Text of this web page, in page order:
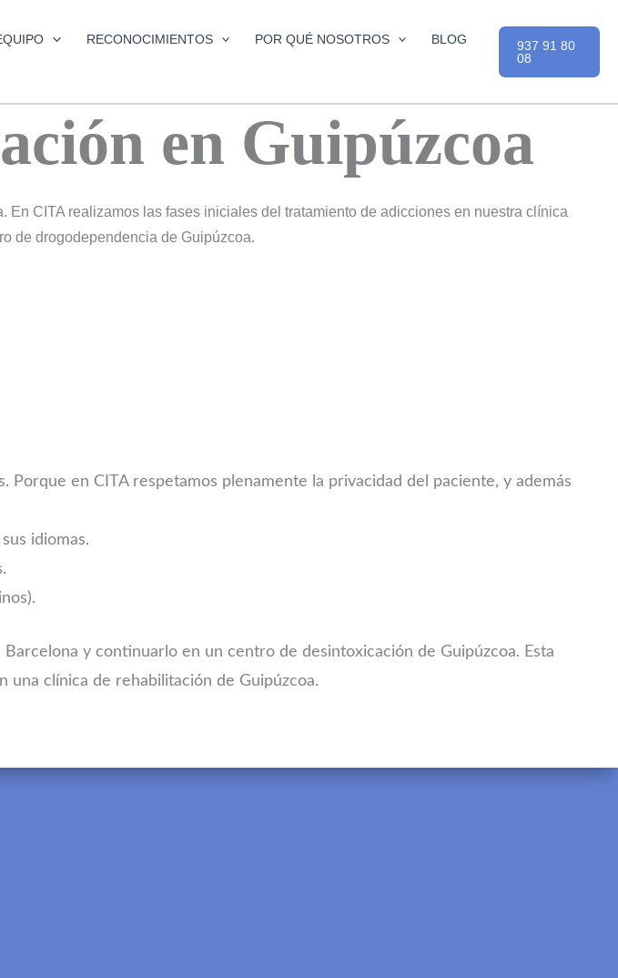
RECONOCIMIENTOS POR QUÉ NOSOTROS BLOG
937 91 80
08
en Guipúzcoa
CITA realizamos las fases iniciales del tratamiento de adicciones en nuestra clínica
de drogodependencia de Guipúzcoa.
en CITA respetamos plenamente la privacidad del paciente, y además
idiomas.
y continuarlo en un centro de desintoxicación de Guipúzcoa. Esta
una clínica de rehabilitación de Guipúzcoa.